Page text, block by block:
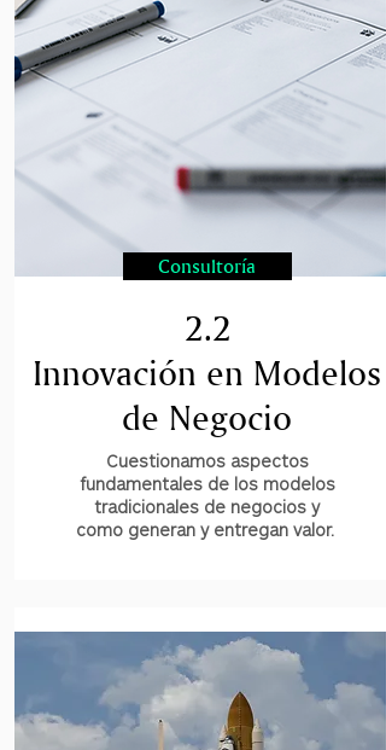
Consultoría
2.2
Innovación en Modelos
de Negocio
Cuestionamos aspectos
fundamentales de los modelos
tradicionales de negocios y
como generan y entregan valor.